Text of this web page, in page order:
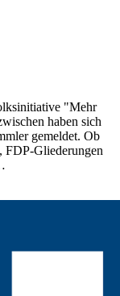
"Mehr
haben sich
gemeldet. Ob
FDP-Gliederungen